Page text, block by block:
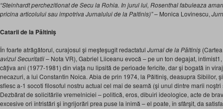
“Steinhardt perchezitionat de Secu la Rohia. In jurul lui, Rosenthal fabuleaza
pricina articolului sau impotriva Jurnalului de la Paltinis)”– Monica Lovinescu,
Catarii de la Păltiniş
În foarte atrăgătorul, curajosul şi meşteşugit redactatul Jurnal de la Păltiniş
avizul Securitatii– Nota VR), Gabriel Liiceanu evocă – pe un ton degajat,
câţiva ani (1977-1981) din viaţa nu lipsită de perioade fericite, dar şi bogată în
necazuri, a lui Constantin Noica. Abia de prin 1974, la Păltiniş, deasupra Sibiilor,
sfiesc a-1 socoti filosoful nostru actual cel mai de seamă (şi unul dintre marii
Dezbărat de solicitările vremelniciei – politică, eros, dibuiri ideologice, acte de
excesive ori întristări şi îngrijorări prea puse la inimă – el poate, în sfârşit, da